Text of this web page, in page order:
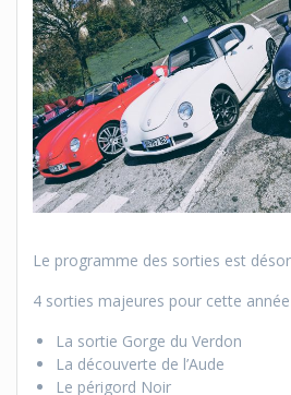
Le programme des sorties est
4 sorties majeures pour cette année
La sortie Gorge du Verdon
La découverte de l’Aude
Le périgord Noir